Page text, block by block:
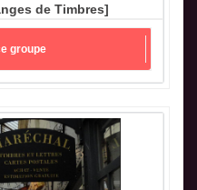
de Timbres]
groupe